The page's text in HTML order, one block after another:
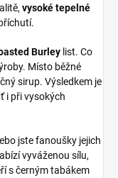
vysoké tepelné
Burley list. Co
Místo běžné
sirup. Výsledkem je
i při vysokých
jste fanoušky jejich
vyváženou sílu,
s černým tabákem